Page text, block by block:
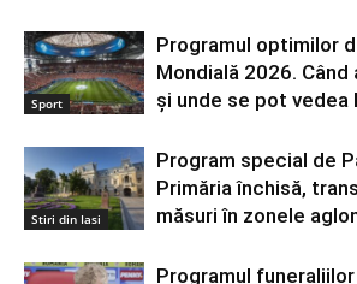
Sport
Programul optimilor
Mondială 2026.
şi unde se pot vedea
Stiri din Iasi
Program special de
Primăria închisă,
măsuri în zonele
Programul